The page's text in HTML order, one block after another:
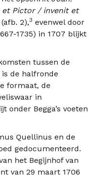
et Pictor / invenit et
2),3 evenwel door
1735) in 1707 blijkt
tussen de
de halfronde
formaat, de
in
onder Begga’s voeten
Quellinus en de
gedocumenteerd.
het Begijnhof van
van 29 maart 1706